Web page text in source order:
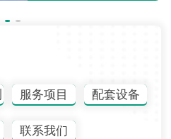
服务项目 配套设备
联系我们